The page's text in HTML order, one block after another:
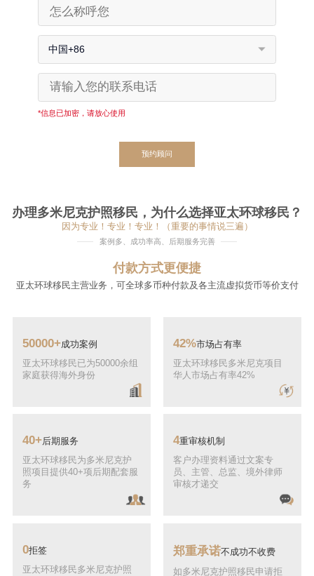
中国+86
*信息已加密，请放心使用
预约顾问
办理多米尼克护照移民，为什么选择亚太环球移民？
因为专业！专业！专业！（重要的事情说三遍）
案例多、成功率高、后期服务完善
付款方式更便捷
亚太环球移民主营业务，可全球多币种付款及各主流虚拟货币等价支付
50000+成功案例
亚太环球移民已为50000余组
家庭获得海外身份
42%市场占有率
亚太环球移民多米尼克项目
华人市场占有率42%
40+后期服务
亚太环球移民为多米尼克护
照项目提供40+项后期配套服
务
4重审核机制
客户办理资料通过文案专
员、主管、总监、境外律师
审核才递交
0拒签
亚太环球移民多米尼克护照
郑重承诺不成功不收费
如多米尼克护照移民申请拒